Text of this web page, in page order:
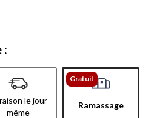
:
le jour
même
Gratuit
Ramassage